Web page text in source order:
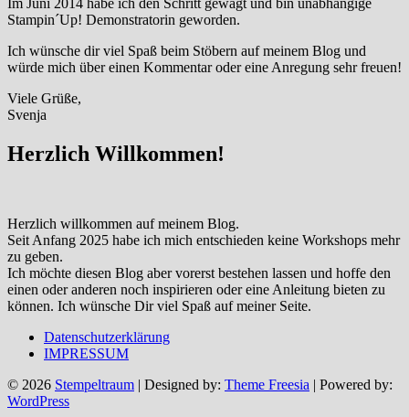
Im Juni 2014 habe ich den Schritt gewagt und bin unabhängige
Stampin´Up! Demonstratorin geworden.
Ich wünsche dir viel Spaß beim Stöbern auf meinem Blog und
würde mich über einen Kommentar oder eine Anregung sehr freuen!
Viele Grüße,
Svenja
Herzlich Willkommen!
Herzlich willkommen auf meinem Blog.
Seit Anfang 2025 habe ich mich entschieden keine Workshops mehr
zu geben.
Ich möchte diesen Blog aber vorerst bestehen lassen und hoffe den
einen oder anderen noch inspirieren oder eine Anleitung bieten zu
können. Ich wünsche Dir viel Spaß auf meiner Seite.
Datenschutzerklärung
IMPRESSUM
© 2026 Stempeltraum | Designed by: Theme Freesia | Powered by:
WordPress